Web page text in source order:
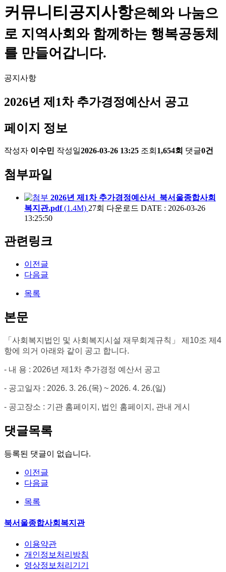
커뮤니티공지사항은혜와 나눔으
로 지역사회와 함께하는 행복공동체
를 만들어갑니다.
공지사항
2026년 제1차 추가경정예산서 공고
페이지 정보
작성자 이수민 작성일2026-03-26 13:25 조회 1,654회 댓글0건
첨부파일
2026년 제1차 추가경정예산서_북서울종합사회
복지관.pdf(1.4M) 27회 다운로드 DATE : 2026-03-26
13:25:50
관련링크
이전글
다음글
목록
본문
「 사회복지법인 및 사회복지시설 재무회계규칙 」 제 10조 제 4
항에 의거 아래와 같이 공고 합니다.
- 내 용 : 2026년 제1차 추가경정 예산서 공고
- 공고일자 : 2026. 3. 26.(목) ~ 2026. 4. 26.(일)
- 공고장소 : 기관 홈페이지 , 법인 홈페이지 , 관내 게시
댓글목록
등록된 댓글이 없습니다.
이전글
다음글
목록
북서울종합사회복지관
이용약관
개인정보처리방침
영상정보처리기기